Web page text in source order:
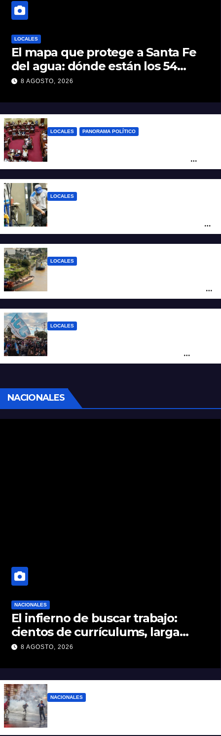
LOCALES
El mapa que protege a Santa Fe
del agua: dónde están los 54
puntos de bombeo
8 AGOSTO, 2026
LOCALES PANORAMA POLÍTICO
Santa Fe
LOCALES
ciudad de Santa Fe: la nafta súper superó
los $2.100 y llenar el tanque cuesta más
LOCALES
posicionar los puertos del sur de Santa Fe
como salida para las exportaciones
LOCALES
sociales y sindicales
NACIONALES
NACIONALES
El infierno de buscar trabajo:
cientos de currículums, larga
espera y menos puestos
8 AGOSTO, 2026
NACIONALES